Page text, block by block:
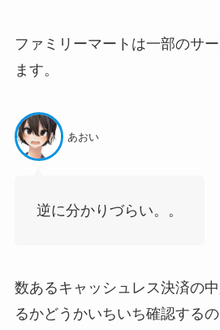
ファミリーマートは一部のサ
ます。
あおい
逆に分かりづらい。。
数あるキャッシュレス決済の
るかどうかいちいち確認する